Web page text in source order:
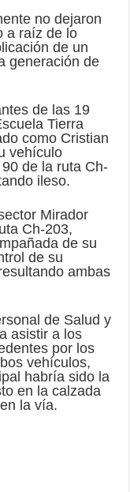
no dejaron
a raíz de lo
de un
generación de
de las 19
Tierra
como Cristian
vehículo
de la ruta Ch-
ileso.
Mirador
Ch-203,
de su
de su
ambas
de Salud y
asistir a los
por los
vehículos,
habría sido la
en la calzada
la vía.